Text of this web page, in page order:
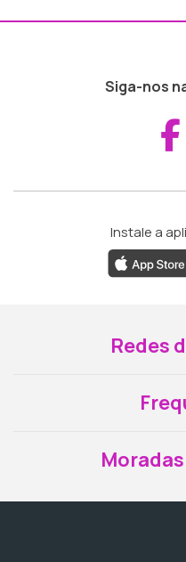
Siga-nos
Instale a
Redes